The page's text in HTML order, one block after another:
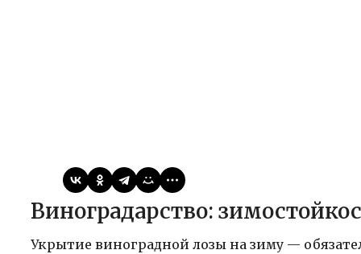
Виноградарство:
Укрытие виноградной лозы на зиму —